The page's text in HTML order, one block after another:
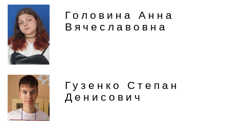
Головина Анна
Вячеславовна
Гузенко Степан
Денисович